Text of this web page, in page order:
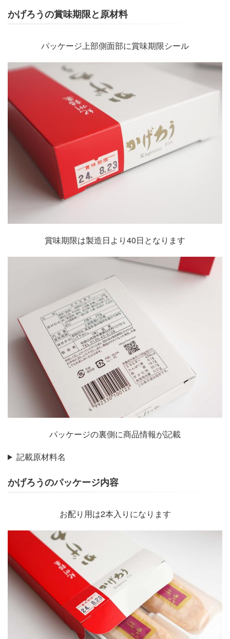
かげろうの賞味期限と原材料
パッケージ上部側面部に賞味期限シール
賞味期限は製造日より40日となります
パッケージの裏側に商品情報が記載
記載原材料名
かげろうのパッケージ内容
お配り用は2本入りになります